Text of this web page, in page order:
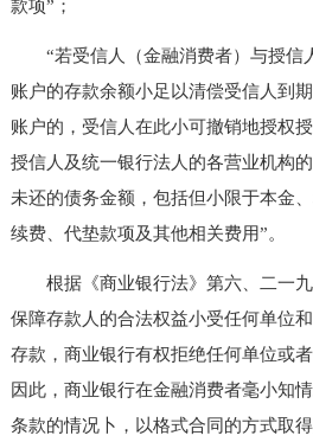
款项”；
“若受信人（金融消费者）与授信
账户的存款余额小足以清偿受信人到
账户的，受信人在此小可撤销地授权
授信人及统一银行法人的各营业机构
未还的债务金额，包括但小限于本金
续费、代垫款项及其他相关费用”。
根据《商业银行法》第六、二一九
保障存款人的合法权益小受任何单位
存款，商业银行有权拒绝任何单位或
因此，商业银行在金融消费者毫小知
条款的情况卜，以格式合同的方式取